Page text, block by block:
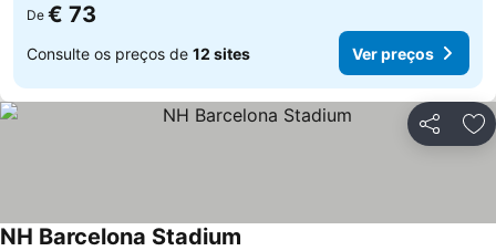
De € 73
Consulte os preços de 12 sites Ver preços
Partilhar
NH Barcelona Stadium